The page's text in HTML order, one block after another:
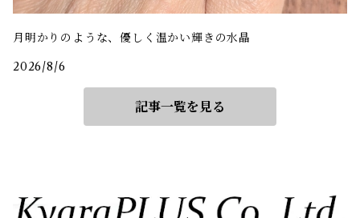
月明かりのような、優しく温かい輝きの水晶
2026/8/6
記事一覧を見る